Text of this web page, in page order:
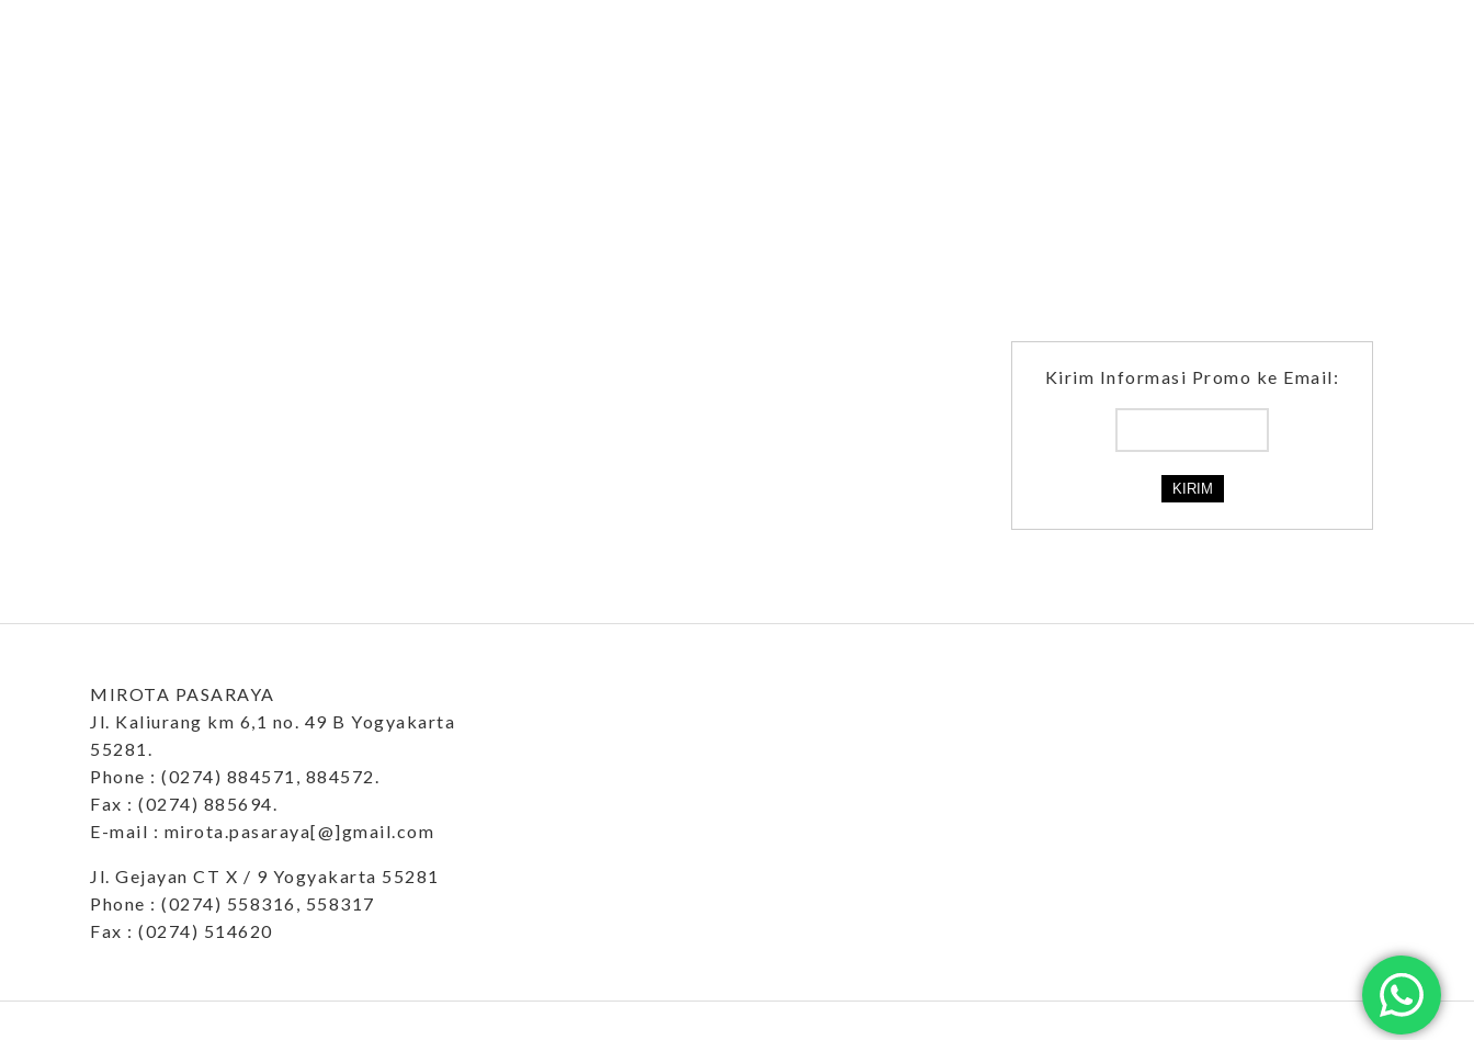
Kirim Informasi Promo ke Email:
MIROTA PASARAYA
Jl. Kaliurang km 6,1 no. 49 B Yogyakarta
55281.
Phone : (0274) 884571, 884572.
Fax : (0274) 885694.
E-mail : mirota.pasaraya[@]gmail.com
Jl. Gejayan CT X / 9 Yogyakarta 55281
Phone : (0274) 558316, 558317
Fax : (0274) 514620